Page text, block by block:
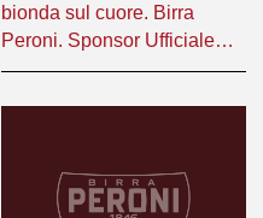
bionda sul cuore. Birra
Peroni. Sponsor Ufficiale
Calcio Napoli"